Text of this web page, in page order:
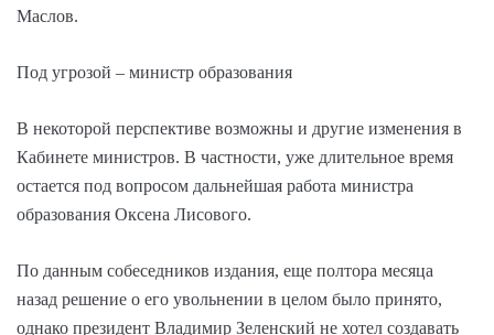
Маслов.
Под угрозой – министр образования
В некоторой перспективе возможны и другие изменения в
Кабинете министров. В частности, уже длительное время
остается под вопросом дальнейшая работа министра
образования Оксена Лисового.
По данным собеседников издания, еще полтора месяца
назад решение о его увольнении в целом было принято,
однако президент Владимир Зеленский не хотел создавать